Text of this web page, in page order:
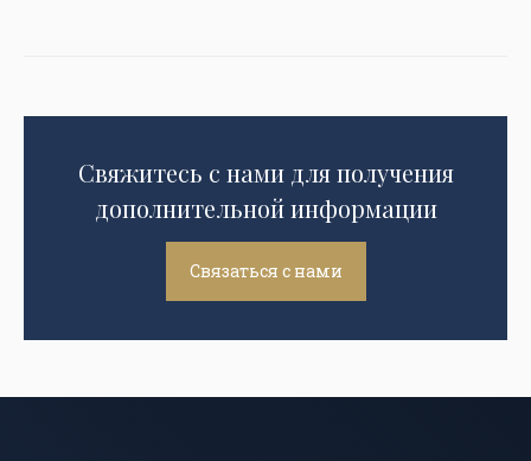
Свяжитесь с нами для получения
дополнительной информации
Связаться с нами